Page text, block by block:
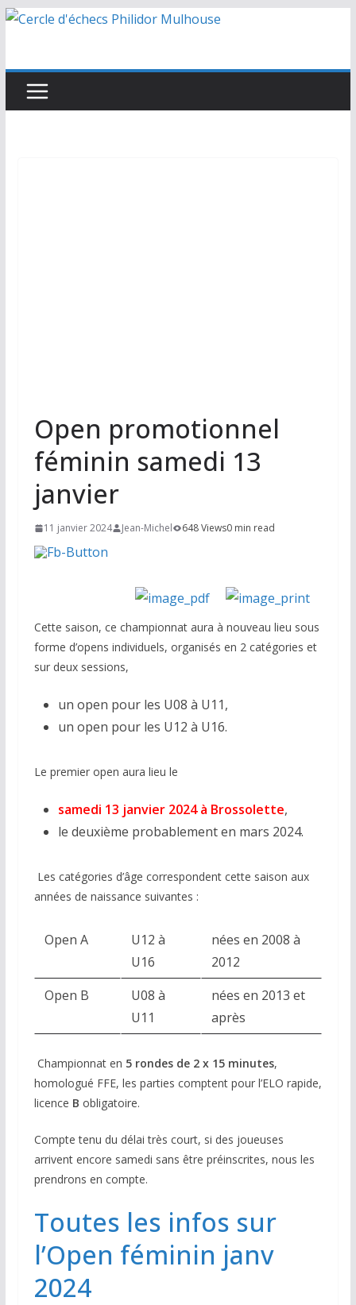
Passer
Open promotionnel
féminin samedi 13
janvier
11 janvier 2024 Jean-Michel 648 Views0 min read
Cette saison, ce championnat aura à nouveau lieu sous
forme d’opens individuels, organisés en 2 catégories et
sur deux sessions,
un open pour les U08 à U11,
un open pour les U12 à U16.
Le premier open aura lieu le
samedi 13 janvier 2024 à Brossolette,
le deuxième probablement en mars 2024.
Les catégories d’âge correspondent cette saison aux
années de naissance suivantes :
Open A
U12 à
U16
nées en 2008 à
2012
Open B
U08 à
U11
nées en 2013 et
après
Championnat en 5 rondes de 2 x 15 minutes,
homologué FFE, les parties comptent pour l’ELO rapide,
licence B obligatoire.
Compte tenu du délai très court, si des joueuses
arrivent encore samedi sans être préinscrites, nous les
prendrons en compte.
Toutes les infos sur
l’Open féminin janv
2024